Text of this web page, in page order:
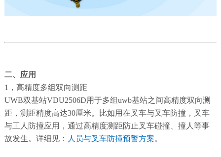
二、应用
1，高精度多组双向测距
UWB双基站VDU2506D用于多组uwb基站之间高精度双向测
距，测距精度高达30厘米。比如用在叉车与叉车防撞，叉车
与工人防撞应用，通过高精度测距防止叉车碰撞、撞人等事
故发生。详细见： 人员与叉车防撞预警方案。